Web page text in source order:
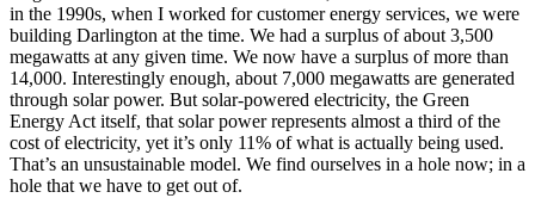
in the 1990s, when I worked for customer energy services, we were
building Darlington at the time. We had a surplus of about 3,500
megawatts at any given time. We now have a surplus of more than
14,000. Interestingly enough, about 7,000 megawatts are generated
through solar power. But solar-powered electricity, the Green
Energy Act itself, that solar power represents almost a third of the
cost of electricity, yet it’s only 11% of what is actually being used.
That’s an unsustainable model. We find ourselves in a hole now; in a
hole that we have to get out of.